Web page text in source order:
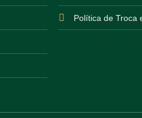
Política de Troca